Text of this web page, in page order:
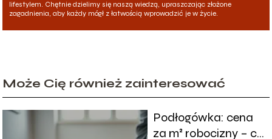
lifestylem. Chętnie dzielimy się naszą wiedzą, upraszczając złożone
zagadnienia, aby każdy mógł z łatwością wprowadzić je w życie.
Może Cię również zainteresować
Podłogówka: cena
za m² robocizny – co